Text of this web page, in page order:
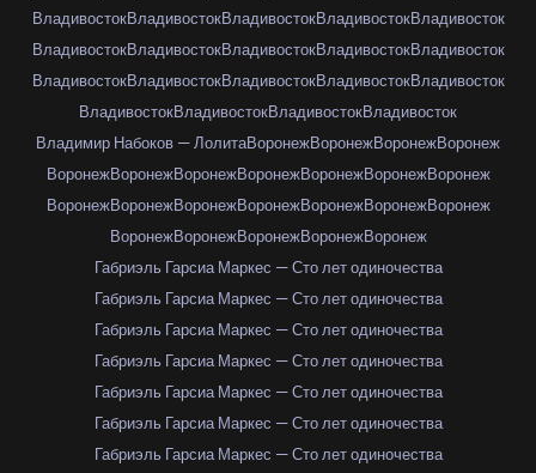
ВладивостокВладивостокВладивостокВладивостокВладивосток
ВладивостокВладивостокВладивостокВладивостокВладивосток
ВладивостокВладивостокВладивостокВладивостокВладивосток
ВладивостокВладивостокВладивостокВладивосток
Владимир Набоков — ЛолитаВоронежВоронежВоронежВоронеж
ВоронежВоронежВоронежВоронежВоронежВоронежВоронеж
ВоронежВоронежВоронежВоронежВоронежВоронежВоронеж
ВоронежВоронежВоронежВоронежВоронеж
Габриэль Гарсиа Маркес — Сто лет одиночества
Габриэль Гарсиа Маркес — Сто лет одиночества
Габриэль Гарсиа Маркес — Сто лет одиночества
Габриэль Гарсиа Маркес — Сто лет одиночества
Габриэль Гарсиа Маркес — Сто лет одиночества
Габриэль Гарсиа Маркес — Сто лет одиночества
Габриэль Гарсиа Маркес — Сто лет одиночества